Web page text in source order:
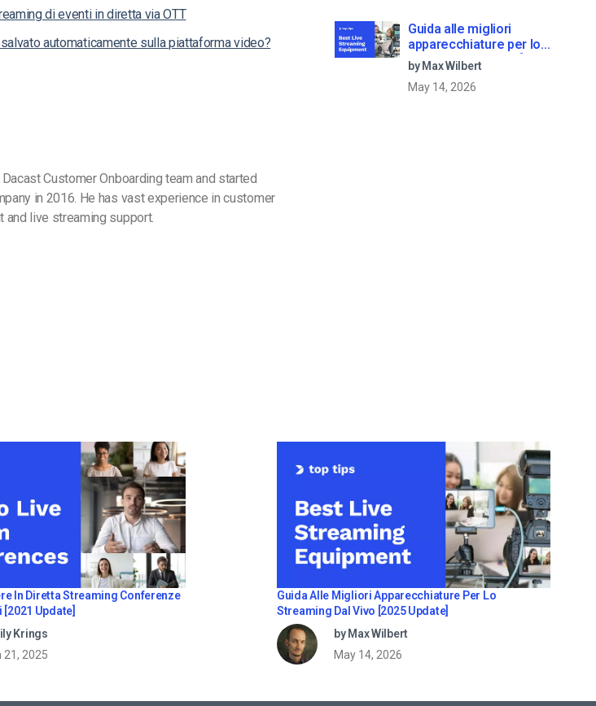
di eventi in diretta via OTT
automaticamente sulla piattaforma video?
Customer Onboarding team and started
in 2016. He has vast experience in customer
live streaming support.
Guida alle migliori
apparecchiature per lo
streaming dal vivo [2025
Update]
by Max Wilbert
May 14, 2026
In Diretta Streaming Conferenze
E Riunioni Virtuali [2021 Update]
Krings
21, 2025
Guida Alle Migliori Apparecchiature Per Lo
Streaming Dal Vivo [2025 Update]
by Max Wilbert
May 14, 2026